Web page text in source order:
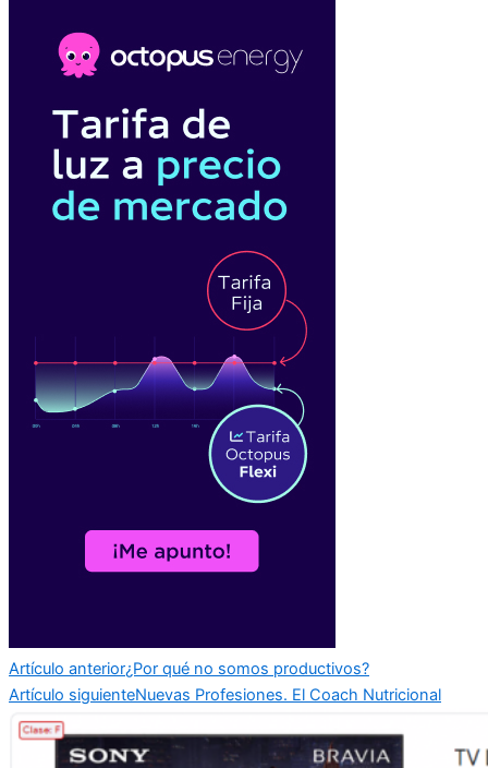
Artículo anterior¿Por qué no somos productivos?
Artículo siguienteNuevas Profesiones. El Coach Nutricional